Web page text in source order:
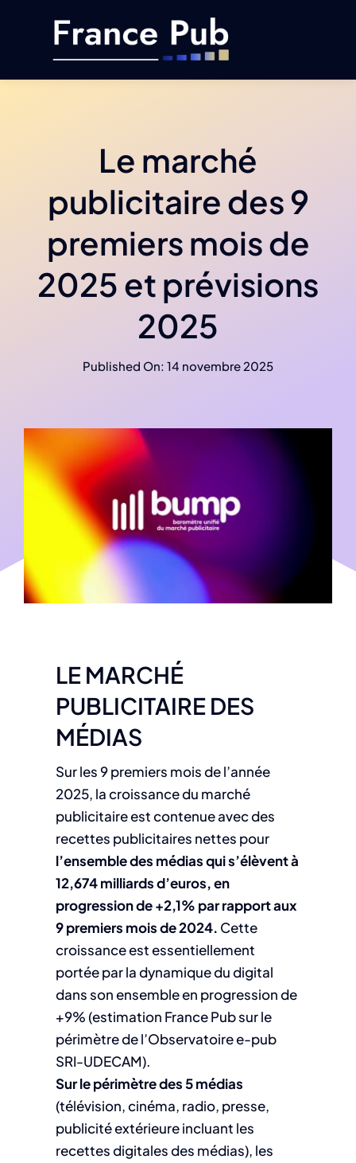
contenu
Le marché
publicitaire des 9
premiers mois de
2025 et prévisions
2025
Published On: 14 novembre 2025
LE MARCHÉ
PUBLICITAIRE DES
MÉDIAS
Sur les 9 premiers mois de l’année
2025, la croissance du marché
publicitaire est contenue avec des
recettes publicitaires nettes pour
l’ensemble des médias qui s’élèvent à
12,674 milliards d’euros, en
progression de +2,1% par rapport aux
9 premiers mois de 2024. Cette
croissance est essentiellement
portée par la dynamique du digital
dans son ensemble en progression de
+9% (estimation France Pub sur le
périmètre de l’Observatoire e-pub
SRI-UDECAM).
Sur le périmètre des 5 médias
(télévision, cinéma, radio, presse,
publicité extérieure incluant les
recettes digitales des médias), les